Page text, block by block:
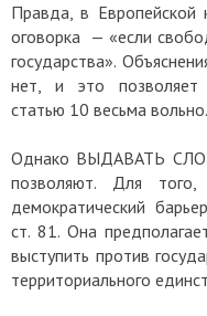
Правда, в Европейской
оговорка — «если
государства».
нет, и это позволяет
статью 10 весьма вольно.
Однако ВЫДАВАТЬ
позволяют. Для
демократический
ст. 81. Она
выступить против
территориального